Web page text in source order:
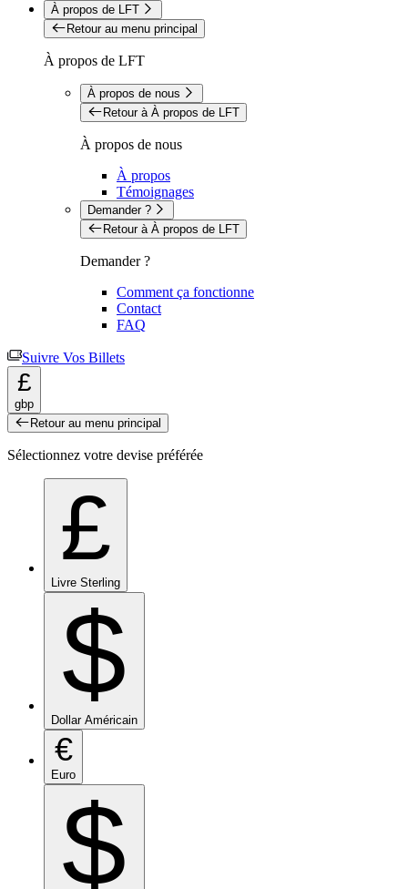
À propos de LFT
Retour au menu principal
À propos de LFT
À propos de nous
Retour à À propos de LFT
À propos de nous
À propos
Témoignages
Demander ?
Retour à À propos de LFT
Demander ?
Comment ça fonctionne
Contact
FAQ
Suivre Vos Billets
£
gbp
Retour au menu principal
Sélectionnez votre devise préférée
£
Livre Sterling
$
Dollar Américain
€
Euro
$